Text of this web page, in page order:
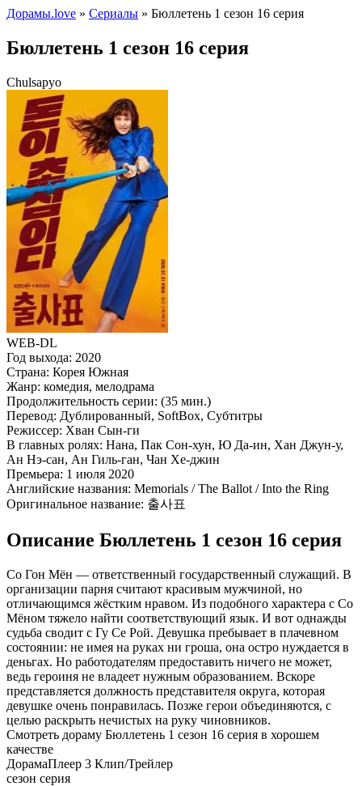
Дорамы.love » Сериалы » Бюллетень 1 сезон 16 серия
Бюллетень 1 сезон 16 серия
Chulsapyo
WEB-DL
Год выхода: 2020
Страна: Корея Южная
Жанр: комедия, мелодрама
Продолжительность серии: (35 мин.)
Перевод: Дублированный, SoftBox, Субтитры
Режиссер: Хван Сын-ги
В главных ролях: Нана, Пак Сон-хун, Ю Да-ин, Хан Джун-у,
Ан Нэ-сан, Ан Гиль-ган, Чан Хе-джин
Премьера: 1 июля 2020
Английские названия: Memorials / The Ballot / Into the Ring
Оригинальное название: 출사표
Описание Бюллетень 1 сезон 16 серия
Со Гон Мён — ответственный государственный служащий. В
организации парня считают красивым мужчиной, но
отличающимся жёстким нравом. Из подобного характера с Со
Мёном тяжело найти соответствующий язык. И вот однажды
судьба сводит с Гу Се Рой. Девушка пребывает в плачевном
состоянии: не имея на руках ни гроша, она остро нуждается в
деньгах. Но работодателям предоставить ничего не может,
ведь героиня не владеет нужным образованием. Вскоре
представляется должность представителя округа, которая
девушке очень понравилась. Позже герои объединяются, с
целью раскрыть нечистых на руку чиновников.
Смотреть дораму Бюллетень 1 сезон 16 серия в хорошем
качестве
ДорамаПлеер 3 Клип/Трейлер
сезон серия